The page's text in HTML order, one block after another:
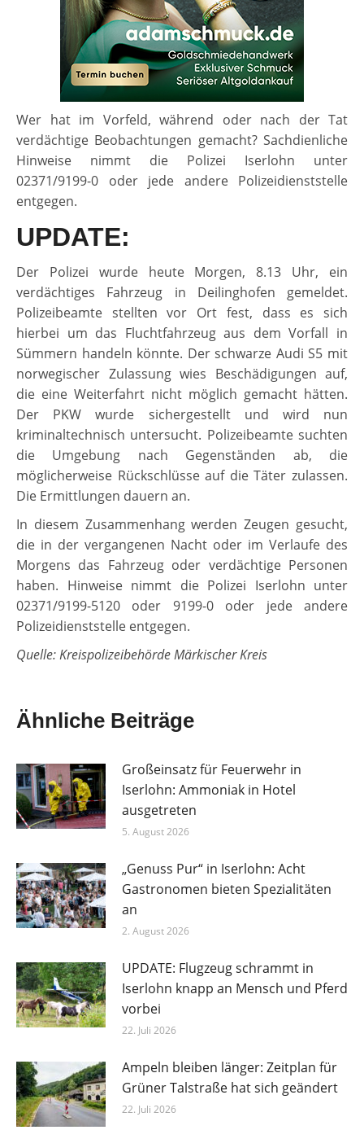
Wer hat im Vorfeld, während oder nach der Tat
verdächtige Beobachtungen gemacht? Sachdienliche
Hinweise nimmt die Polizei Iserlohn unter
02371/9199-0 oder jede andere Polizeidienststelle
entgegen.
UPDATE:
Der Polizei wurde heute Morgen, 8.13 Uhr, ein
verdächtiges Fahrzeug in Deilinghofen gemeldet.
Polizeibeamte stellten vor Ort fest, dass es sich
hierbei um das Fluchtfahrzeug aus dem Vorfall in
Sümmern handeln könnte. Der schwarze Audi S5 mit
norwegischer Zulassung wies Beschädigungen auf,
die eine Weiterfahrt nicht möglich gemacht hätten.
Der PKW wurde sichergestellt und wird nun
kriminaltechnisch untersucht. Polizeibeamte suchten
die Umgebung nach Gegenständen ab, die
möglicherweise Rückschlüsse auf die Täter zulassen.
Die Ermittlungen dauern an.
In diesem Zusammenhang werden Zeugen gesucht,
die in der vergangenen Nacht oder im Verlaufe des
Morgens das Fahrzeug oder verdächtige Personen
haben. Hinweise nimmt die Polizei Iserlohn unter
02371/9199-5120 oder 9199-0 oder jede andere
Polizeidienststelle entgegen.
Quelle: Kreispolizeibehörde Märkischer Kreis
Ähnliche Beiträge
Großeinsatz für Feuerwehr in
Iserlohn: Ammoniak in Hotel
ausgetreten
5. August 2026
„Genuss Pur“ in Iserlohn: Acht
Gastronomen bieten Spezialitäten
an
2. August 2026
UPDATE: Flugzeug schrammt in
Iserlohn knapp an Mensch und Pferd
vorbei
22. Juli 2026
Ampeln bleiben länger: Zeitplan für
Grüner Talstraße hat sich geändert
22. Juli 2026